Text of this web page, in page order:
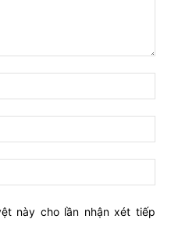
này cho lần nhận xét tiếp